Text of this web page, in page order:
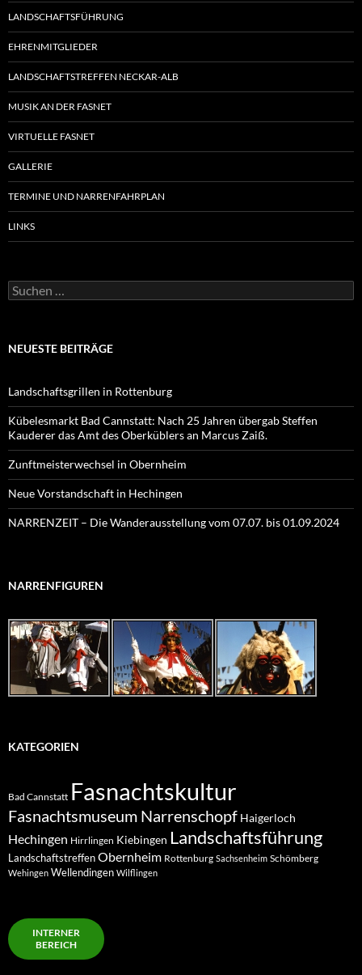
LANDSCHAFTSFÜHRUNG
EHRENMITGLIEDER
LANDSCHAFTSTREFFEN NECKAR-ALB
MUSIK AN DER FASNET
VIRTUELLE FASNET
GALLERIE
TERMINE UND NARRENFAHRPLAN
LINKS
Suchen
nach:
NEUESTE BEITRÄGE
Landschaftsgrillen in Rottenburg
Kübelesmarkt Bad Cannstatt: Nach 25 Jahren übergab Steffen
Kauderer das Amt des Oberküblers an Marcus Zaiß.
Zunftmeisterwechsel in Obernheim
Neue Vorstandschaft in Hechingen
NARRENZEIT – Die Wanderausstellung vom 07.07. bis 01.09.2024
NARRENFIGUREN
KATEGORIEN
Bad Cannstatt Fasnachtskultur
Fasnachtsmuseum Narrenschopf Haigerloch
Hechingen Hirrlingen Kiebingen Landschaftsführung
LandschaftstreffenObernheim Rottenburg Sachsenheim Schömberg
Wehingen Wellendingen Wilflingen
INTERNER
BEREICH